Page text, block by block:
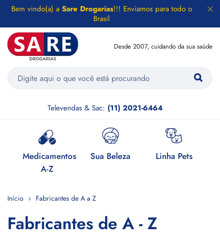
Bem vindo(a) a Sare Drogarias!!! Enviamos para todo o
Brasil
Desde 2007, cuidando da sua saúde
Televendas & Sac: (11) 2021-6464
Medicamentos
A-Z
Sua Beleza Linha Pets
Início Fabricantes de A a Z
Fabricantes de A - Z